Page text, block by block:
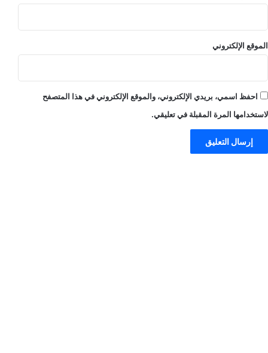
الموقع الإلكتروني
احفظ اسمي، بريدي الإلكتروني، والموقع الإلكتروني في هذا المتصفح
لاستخدامها المرة المقبلة في تعليقي.